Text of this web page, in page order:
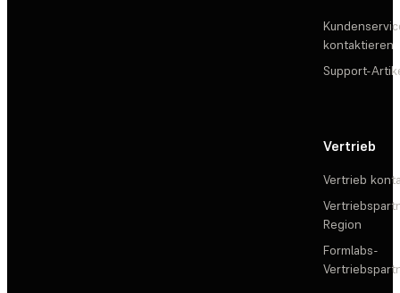
kontaktieren
Support-
Vertrieb
Vertrieb
Region
Formlabs-